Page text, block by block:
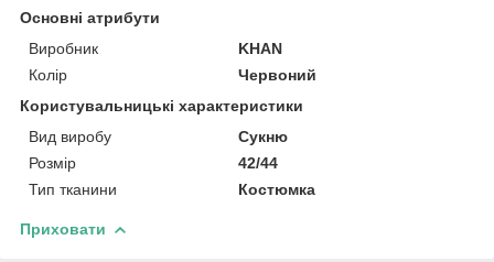
Основні атрибути
Виробник
KHAN
Колір
Червоний
Користувальницькі характеристики
Вид виробу
Сукню
Розмір
42/44
Тип тканини
Костюмка
Приховати